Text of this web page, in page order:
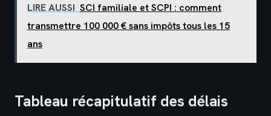
LIRE AUSSI SCI familiale et SCPI : comment
transmettre 100 000 € sans impôts tous les 15
ans
Tableau récapitulatif des délais